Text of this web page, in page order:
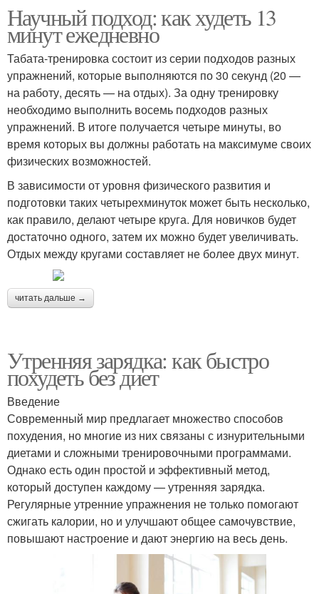
Научный подход: как худеть 13
минут ежедневно
Табата-тренировка состоит из серии подходов разных
упражнений, которые выполняются по 30 секунд (20 —
на работу, десять — на отдых). За одну тренировку
необходимо выполнить восемь подходов разных
упражнений. В итоге получается четыре минуты, во
время которых вы должны работать на максимуме своих
физических возможностей.
В зависимости от уровня физического развития и
подготовки таких четырехминуток может быть несколько,
как правило, делают четыре круга. Для новичков будет
достаточно одного, затем их можно будет увеличивать.
Отдых между кругами составляет не более двух минут.
читать дальше →
Утренняя зарядка: как быстро
похудеть без диет
Введение
Современный мир предлагает множество способов
похудения, но многие из них связаны с изнурительными
диетами и сложными тренировочными программами.
Однако есть один простой и эффективный метод,
который доступен каждому — утренняя зарядка.
Регулярные утренние упражнения не только помогают
сжигать калории, но и улучшают общее самочувствие,
повышают настроение и дают энергию на весь день.